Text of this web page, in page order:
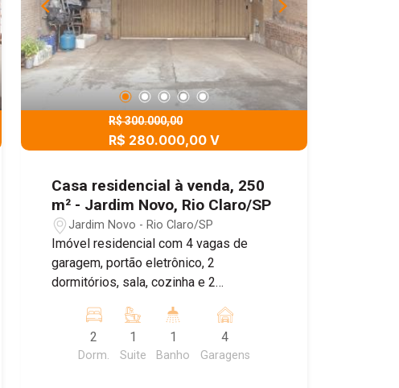
R$ 300.000,00
R$ 280.000,00 V
Casa residencial à venda, 250
m² - Jardim Novo, Rio Claro/SP
Jardim Novo - Rio Claro/SP
Imóvel residencial com 4 vagas de
garagem, portão eletrônico, 2
dormitórios, sala, cozinha e 2
construída de 21 m², que pode ser
utilizado como comércio. Agende uma
visita!
2
Dorm.
1
Suite
1
Banho
4
Garagens